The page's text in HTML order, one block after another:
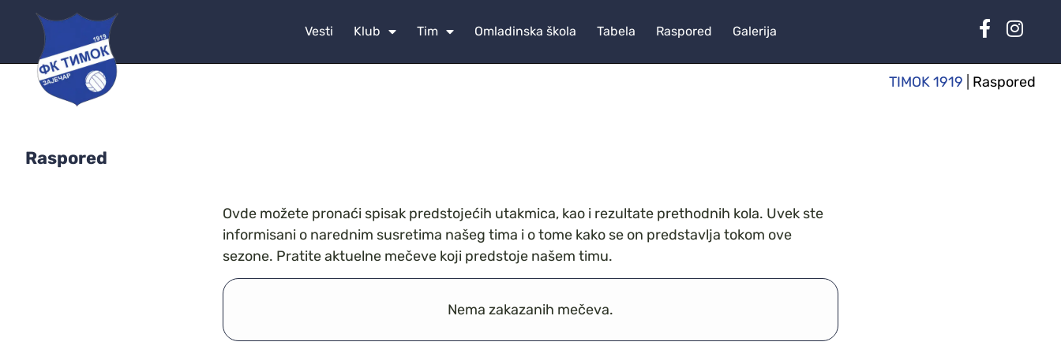
Vesti Klub Tim Omladinska škola Tabela Raspored Galerija
TIMOK 1919 Raspored
Raspored
Ovde možete pronaći spisak predstojećih utakmica, kao i rezultate prethodnih kola. Uvek ste
informisani o narednim susretima našeg tima i o tome kako se on predstavlja tokom ove
sezone. Pratite aktuelne mečeve koji predstoje našem timu.
Nema zakazanih mečeva.